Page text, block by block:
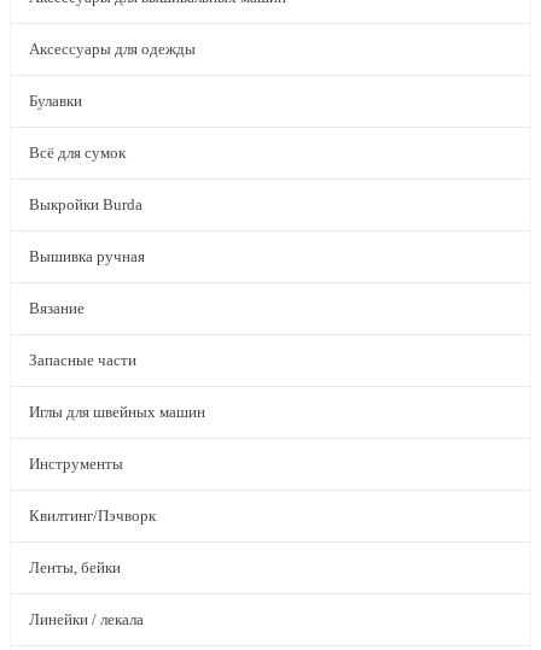
Аксессуары для одежды
Булавки
Всё для сумок
Выкройки Burda
Вышивка ручная
Вязание
Запасные части
Иглы для швейных машин
Инструменты
Квилтинг/Пэчворк
Ленты, бейки
Линейки / лекала